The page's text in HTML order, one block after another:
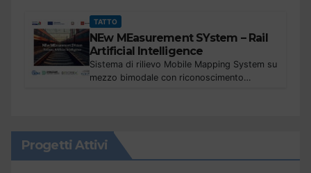
movimento relativo nel campo di vista, per
valutazione e test di uno o più...
TATTO
NEw MEasurement SYstem – Rail
Artificial Intelligence
Sistema di rilievo Mobile Mapping System su
mezzo bimodale con riconoscimento
Progetti Attivi